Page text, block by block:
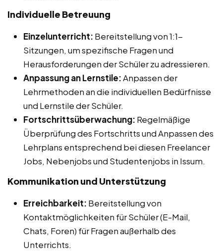
Individuelle Betreuung
Einzelunterricht: Bereitstellung von 1:1-
Sitzungen, um spezifische Fragen und
Herausforderungen der Schüler zu adressieren.
Anpassung an Lernstile:Anpassen der
Lehrmethoden an die individuellen Bedürfnisse
und Lernstile der Schüler.
Fortschrittsüberwachung: Regelmäßige
Überprüfung des Fortschritts und Anpassen des
Lehrplans entsprechend bei diesen Freelancer
Jobs, Nebenjobs und Studentenjobs in Issum.
Kommunikation und Unterstützung
Erreichbarkeit: Bereitstellung von
Kontaktmöglichkeiten für Schüler (E-Mail,
Chats, Foren) für Fragen außerhalb des
Unterrichts.